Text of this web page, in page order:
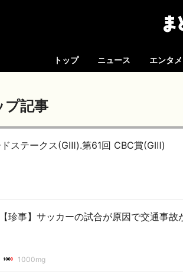
トップ ニュース エンタメ
プ記事
ステークス(GⅢ).第61回 CBC賞(GⅢ)
【珍事】サッカーの試合が原因で交通事故
1000mg